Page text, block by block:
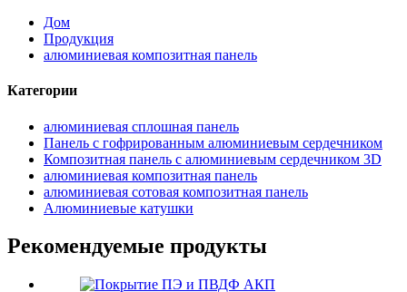
Дом
Продукция
алюминиевая композитная панель
Категории
алюминиевая сплошная панель
Панель с гофрированным алюминиевым сердечником
Композитная панель с алюминиевым сердечником 3D
алюминиевая композитная панель
алюминиевая сотовая композитная панель
Алюминиевые катушки
Рекомендуемые продукты